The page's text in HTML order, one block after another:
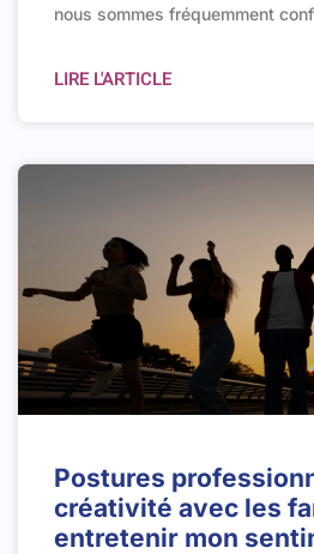
nous sommes fréquemment
LIRE L'ARTICLE
Postures
créativité avec les
entretenir mon